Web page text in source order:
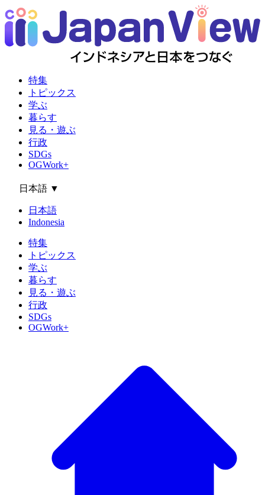
特集
トピックス
学ぶ
暮らす
見る・遊ぶ
行政
SDGs
OGWork+
日本語 ▼
日本語
Indonesia
特集
トピックス
学ぶ
暮らす
見る・遊ぶ
行政
SDGs
OGWork+